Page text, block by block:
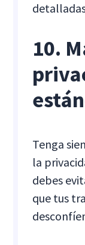
10.
Tenga
la
debes
que tus